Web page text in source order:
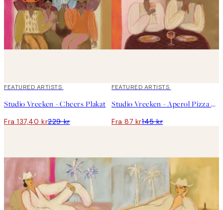
40%*
FEATURED ARTISTS
Studio Vreeken - Cheers Plakat
Fra 137,40 kr229 kr
40%*
FEATURED ARTISTS
Studio Vreeken - Aperol Pizza Party Plakat
Fra 87 kr145 kr